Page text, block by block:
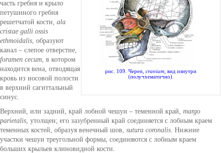
рис. 109. Череп, cranium; вид изнутри
(получхематично).
часть гребня и крыло
петушиного гребня
решетчатой кости, ala
cristae galli ossis
ethmoidalis, образуют
канал – слепое отверстие,
foramen cecum, в котором
находится вена, отводящая
кровь из носовой полости
в верхний сагиттальный
синус.
Верхний, или задний, край лобной чешуи – теменной край, margo
parietalis, утолщен; его зазубренный край соединяется с лобным краем
теменных костей, образуя венечный шов, sutura coronalis. Нижние
участки чешуи треугольной формы, соединяются с лобным краем
больших крыльев клиновидной кости.